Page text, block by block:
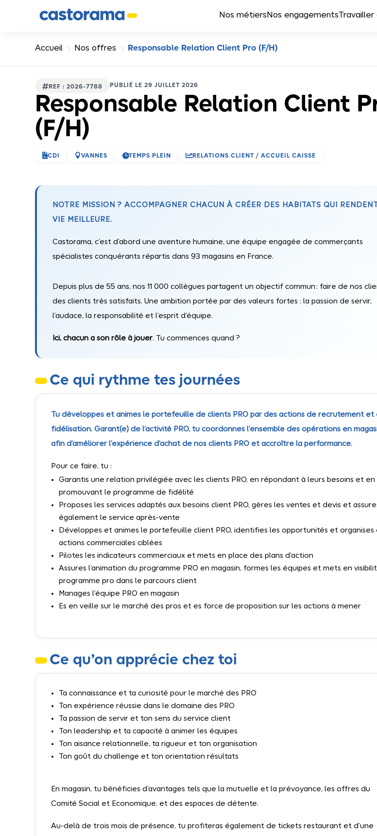
Nos métiersNos engagementsTravailler
Accueil 5 Nos offres 5 Responsable Relation Client Pro (F/H)
REF : 2026-7788 PUBLIÉ LE 29 JUILLET 2026
Responsable Relation Client
(F/H)
CDI VANNES TEMPS PLEIN RELATIONS CLIENT / ACCUEIL CAISSE
NOTRE MISSION ? ACCOMPAGNER CHACUN À CRÉER DES HABITATS QUI
VIE MEILLEURE.
Castorama, c’est d’abord une aventure humaine, une équipe engagée de commerçants
spécialistes conquérants répartis dans 93 magasins en France.
Depuis plus de 55 ans, nos 11 000 collègues partagent un objectif commun : faire de nos
des clients très satisfaits. Une ambition portée par des valeurs fortes : la passion de servir,
l’audace, la responsabilité et l’esprit d’équipe.
Ici, chacun a son rôle à jouer. Tu commences quand ?
Ce qui rythme tes journées
Tu développes et animes le portefeuille de clients PRO par des actions de recrutement et
fidélisation. Garant(e) de l’activité PRO, tu coordonnes l’ensemble des opérations en
afin d’améliorer l’expérience d’achat de nos clients PRO et accroître la performance.
Pour ce faire, tu :
Garantis une relation privilégiée avec les clients PRO, en répondant à leurs besoins et en
promouvant le programme de fidélité
Proposes les services adaptés aux besoins client PRO, gères les ventes et devis et
également le service après-vente
Développes et animes le portefeuille client PRO, identifies les opportunités et organises
actions commerciales ciblées
Pilotes les indicateurs commerciaux et mets en place des plans d’action
Assures l’animation du programme PRO en magasin, formes les équipes et mets en
programme pro dans le parcours client
Manages l’équipe PRO en magasin
Es en veille sur le marché des pros et es force de proposition sur les actions à mener
Ce qu’on apprécie chez toi
Ta connaissance et ta curiosité pour le marché des PRO
Ton expérience réussie dans le domaine des PRO
Ta passion de servir et ton sens du service client
Ton leadership et ta capacité à animer les équipes
Ton aisance relationnelle, ta rigueur et ton organisation
Ton goût du challenge et ton orientation résultats
En magasin, tu bénéficies d’avantages tels que la mutuelle et la prévoyance, les offres du
Comité Social et Economique, et des espaces de détente.
Au-delà de trois mois de présence, tu profiteras également de tickets restaurant et d’une
Panneau de gestion des cookies